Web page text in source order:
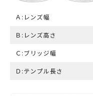
Ａ:レンズ幅
Ｂ:レンズ高さ
Ｃ:ブリッジ幅
Ｄ:テンプル長さ